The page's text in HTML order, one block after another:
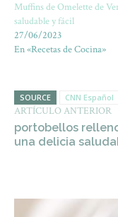
Muffins de Omelette de
saludable y fácil
27/06/2023
En «Recetas de Cocina»
SOURCE CNN Español
ARTÍCULO ANTERIOR
portobellos
una delicia